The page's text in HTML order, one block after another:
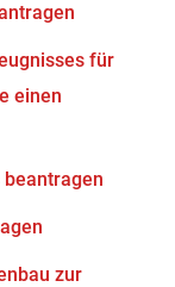
für
einen
zur